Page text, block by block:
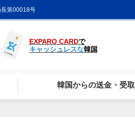
長第00018号
EXPARO CARDで
キャッシュレスな韓国
韓国からの送金・受取